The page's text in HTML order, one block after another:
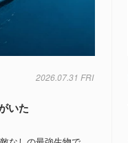
2026.07.31 FRI
いた